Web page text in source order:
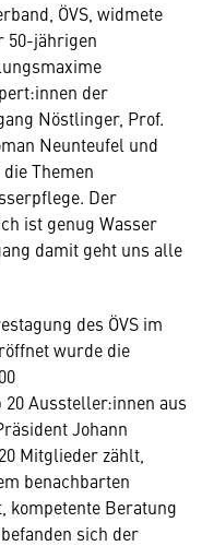
ÖVS, widmete
50-jährigen
der
Nöstlinger, Prof.
Neunteufel und
Themen
Der
ist genug Wasser
damit geht uns alle
des ÖVS im
wurde die
Aussteller:innen aus
Johann
Mitglieder zählt,
benachbarten
kompetente Beratung
sich der